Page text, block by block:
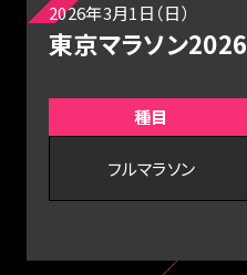
2026年3月1日（日）
東京マラソン2026
種目
フルマラソン